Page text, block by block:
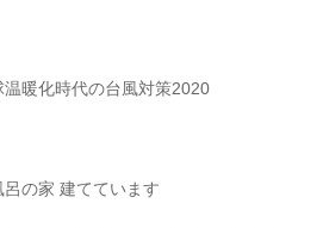
温暖化時代の台風対策2020
呂の家 建てています